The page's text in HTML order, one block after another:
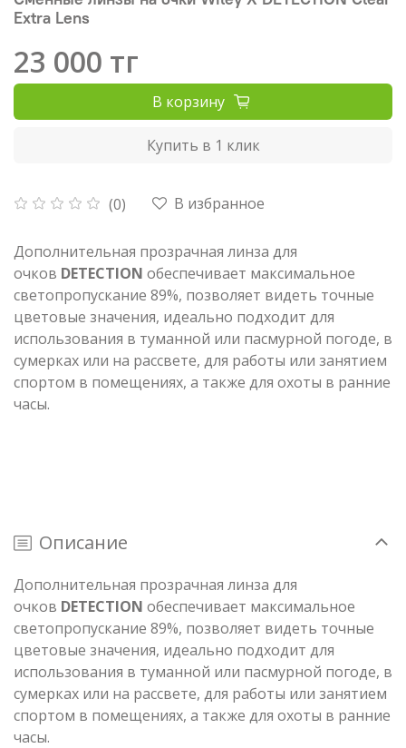
Extra Lens
(0) В избранное
23 000 тг
В корзину
Купить в 1 клик
Дополнительная прозрачная линза для
очков DETECTION обеспечивает максимальное
светопропускание 89%, позволяет видеть точные
цветовые значения, идеально подходит для
использования в туманной или пасмурной погоде, в
сумерках или на рассвете, для работы или занятием
спортом в помещениях, а также для охоты в ранние
часы.
Описание
Дополнительная прозрачная линза для
очков DETECTION обеспечивает максимальное
светопропускание 89%, позволяет видеть точные
цветовые значения, идеально подходит для
использования в туманной или пасмурной погоде, в
сумерках или на рассвете, для работы или занятием
спортом в помещениях, а также для охоты в ранние
часы.